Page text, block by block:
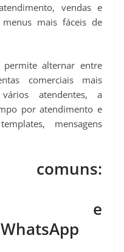
vendas e
mais fáceis de
alternar entre
comerciais mais
atendentes, a
por atendimento e
mensagens
e